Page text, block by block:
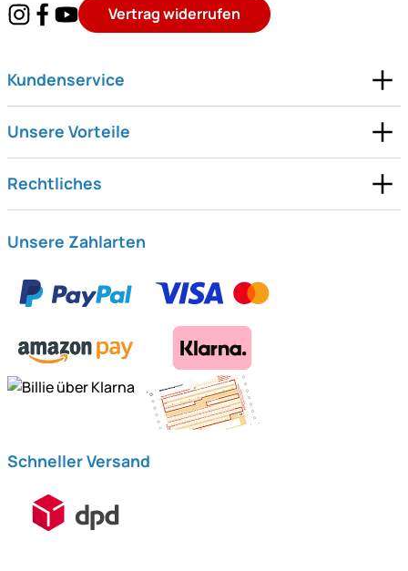
Vertrag widerrufen
Kundenservice
Unsere Vorteile
Rechtliches
Unsere Zahlarten
Schneller Versand